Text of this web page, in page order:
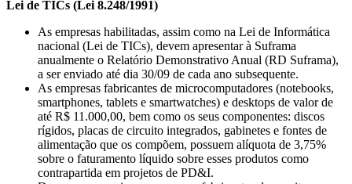
Lei de TICs (Lei 8.248/1991)
As empresas habilitadas, assim como na Lei de Informática
nacional (Lei de TICs), devem apresentar à Suframa
anualmente o Relatório Demonstrativo Anual (RD Suframa),
a ser enviado até dia 30/09 de cada ano subsequente.
As empresas fabricantes de microcomputadores (notebooks,
smartphones, tablets e smartwatches) e desktops de valor de
até R$ 11.000,00, bem como os seus componentes: discos
rígidos, placas de circuito integrados, gabinetes e fontes de
alimentação que os compõem, possuem alíquota de 3,75%
sobre o faturamento líquido sobre esses produtos como
contrapartida em projetos de PD&I.